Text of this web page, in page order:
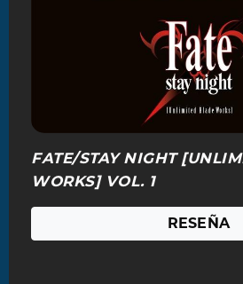
FATE/STAY NIGHT
WORKS] VOL. 1
RESEÑA